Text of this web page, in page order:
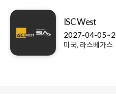
ISC West
2027-04-
미국, 라스베가스